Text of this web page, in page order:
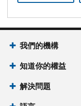
我們的機構
知道你的權益
解決問題